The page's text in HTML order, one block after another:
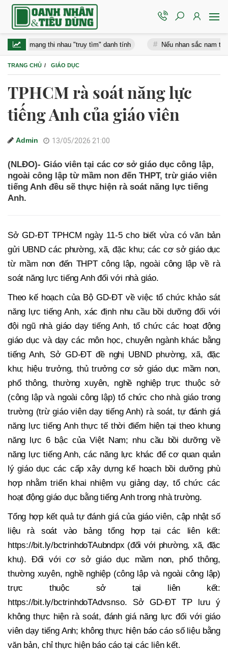
thi nhau "truy tìm" danh tính Nếu nhan sắc nam thần có
TRANG CHỦ GIÁO DỤC
TPHCM rà soát năng lực
tiếng Anh của giáo viên
Admin 13/05/2026 21:00
(NLĐO)- Giáo viên tại các cơ sở giáo dục công lập,
ngoài công lập từ mầm non đến THPT, trừ giáo viên
tiếng Anh đều sẽ thực hiện rà soát năng lực tiếng
Anh.
Sở GD-ĐT TPHCM ngày 11-5 cho biết vừa có văn bản
gửi UBND các phường, xã, đặc khu; các cơ sở giáo dục
từ mầm non đến THPT công lập, ngoài công lập về rà
soát năng lực tiếng Anh đối với nhà giáo.
Theo kế hoạch của Bộ GD-ĐT về việc tổ chức khảo sát
năng lực tiếng Anh, xác định nhu cầu bồi dưỡng đối với
đội ngũ nhà giáo dạy tiếng Anh, tổ chức các hoạt động
giáo dục và dạy các môn học, chuyên ngành khác bằng
tiếng Anh, Sở GD-ĐT đề nghị UBND phường, xã, đặc
khu; hiệu trưởng, thủ trưởng cơ sở giáo dục mầm non,
phổ thông, thường xuyên, nghề nghiệp trực thuộc sở
(công lập và ngoài công lập) tổ chức cho nhà giáo trong
trường (trừ giáo viên dạy tiếng Anh) rà soát, tự đánh giá
năng lực tiếng Anh thực tế thời điểm hiện tại theo khung
năng lực 6 bậc của Việt Nam; nhu cầu bồi dưỡng về
năng lực tiếng Anh, các năng lực khác để cơ quan quản
lý giáo dục các cấp xây dựng kế hoạch bồi dưỡng phù
hợp nhằm triển khai nhiệm vụ giảng dạy, tổ chức các
hoạt động giáo dục bằng tiếng Anh trong nhà trường.
Tổng hợp kết quả tự đánh giá của giáo viên, cập nhật số
liệu rà soát vào bảng tổng hợp tại các liên kết:
https://bit.ly/bctrinhdoTAubndpx (đối với phường, xã, đặc
khu). Đối với cơ sở giáo dục mầm non, phổ thông,
thường xuyên, nghề nghiệp (công lập và ngoài công lập)
trực thuộc sở tại liên kết:
https://bit.ly/bctrinhdoTAdvsnso. Sở GD-ĐT TP lưu ý
không thực hiện rà soát, đánh giá năng lực đối với giáo
viên dạy tiếng Anh; không thực hiện báo cáo số liệu bằng
văn bản, chỉ thực hiện báo cáo tại các liên kết.